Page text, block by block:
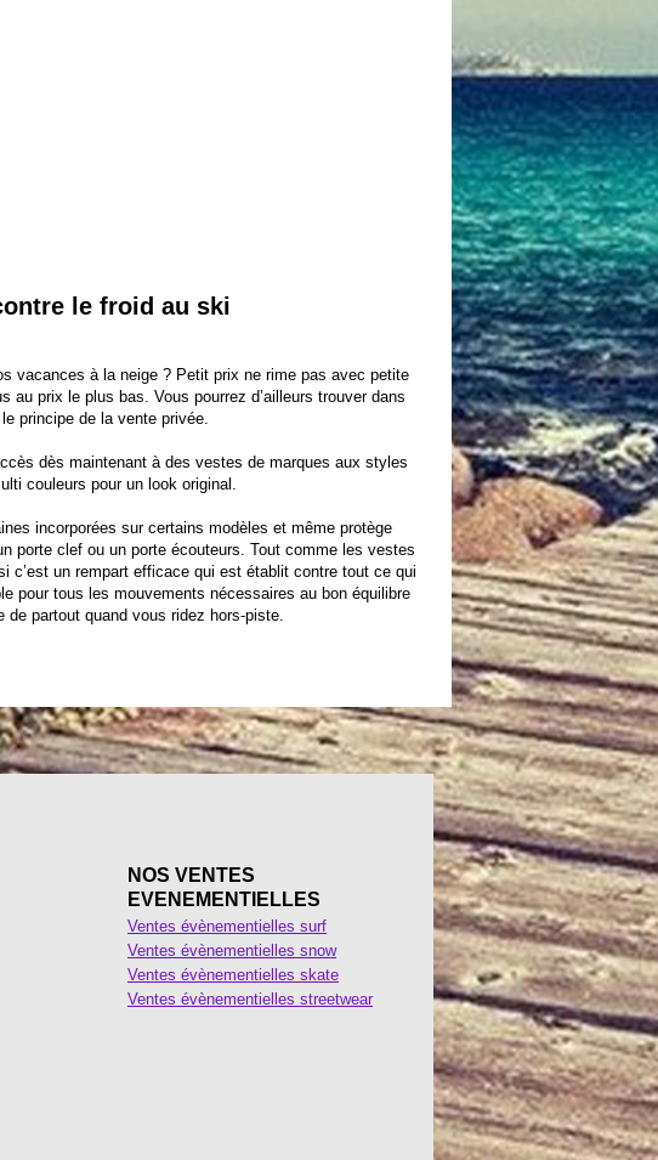
le froid au ski
vacances à la neige ? Petit prix ne rime pas avec petite
au prix le plus bas. Vous pourrez d’ailleurs trouver dans
principe de la vente privée.
dès maintenant à des vestes de marques aux styles
couleurs pour un look original.
incorporées sur certains modèles et même protège
porte clef ou un porte écouteurs. Tout comme les vestes
c’est un rempart efficace qui est établit contre tout ce qui
pour tous les mouvements nécessaires au bon équilibre
partout quand vous ridez hors-piste.
NOS VENTES
EVENEMENTIELLES
Ventes évènementielles surf
Ventes évènementielles snow
Ventes évènementielles skate
Ventes évènementielles streetwear